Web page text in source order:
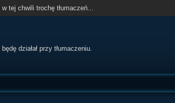
tej chwili trochę tłumaczeń...
działał przy tłumaczeniu.